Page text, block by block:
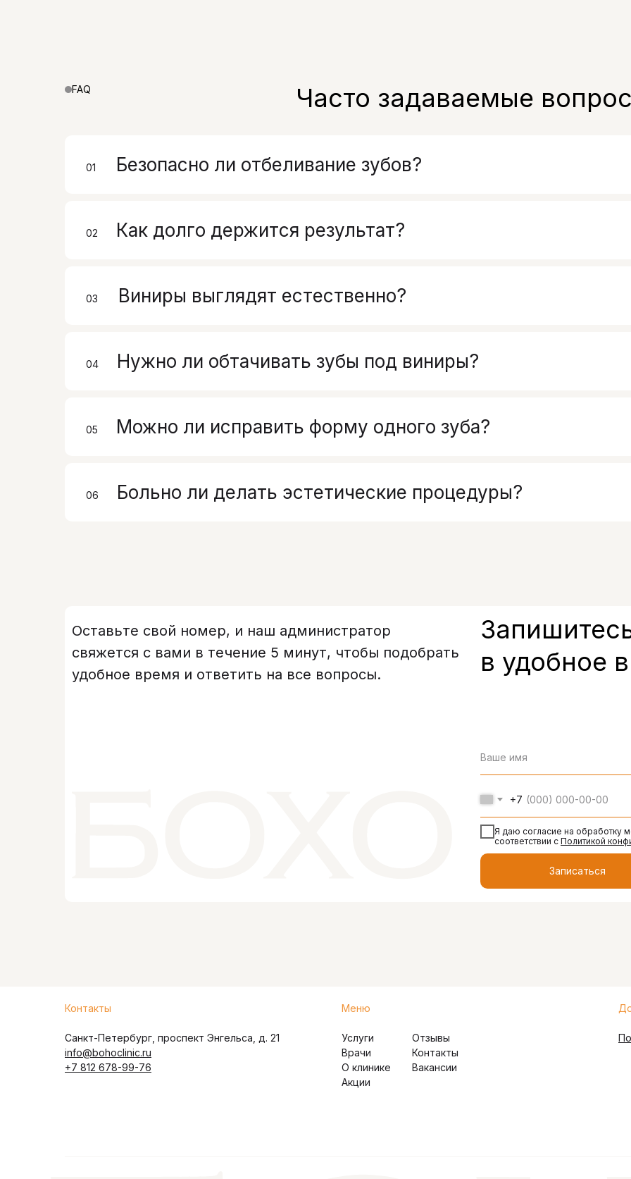
FAQ Часто задаваемые
01 Безопасно ли отбеливание зубов?
02 Как долго держится результат?
03 Виниры выглядят естественно?
04 Нужно ли обтачивать зубы под виниры?
05 Можно ли исправить форму одного зуба?
06 Больно ли делать эстетические процедуры?
Оставьте свой номер, и наш администратор
свяжется с вами в течение 5 минут, чтобы подобрать
удобное время и ответить на все вопросы.
в удобное
+7
Я даю согласие на обработку
соответствии с Политикой
Записаться
Отзывы
Контакты
Вакансии
Услуги
Врачи
О клинике
Акции
Меню
Санкт-Петербург, проспект Энгельса, д. 21
info@bohoclinic.ru
+7 812 678-99-76
Контакты